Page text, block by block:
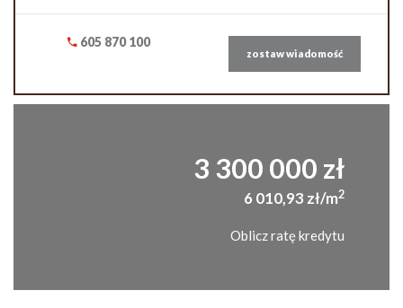
605 870 100
zostaw wiadomość
3 300 000 zł
6 010,93 zł/m2
Oblicz ratę kredytu